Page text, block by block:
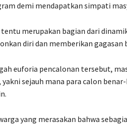
demi mendapatkan simpati
merupakan bagian dari
diri dan memberikan gagasan
euforia pencalonan tersebut,
yakni sejauh mana para calon
yang merasakan bahwa